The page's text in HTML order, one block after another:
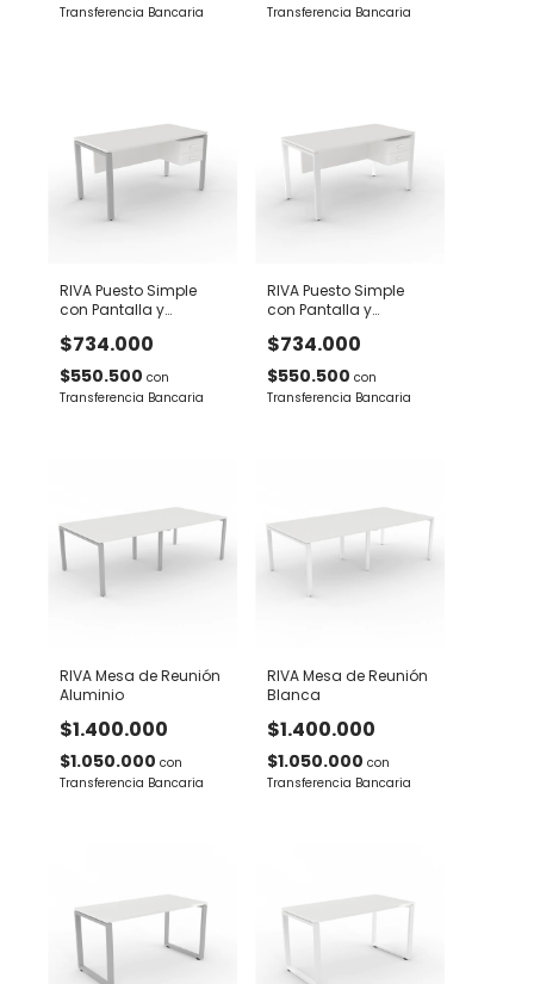
Transferencia Bancaria
Transferencia Bancaria
RIVA Puesto Simple
con Pantalla y
$734.000
$550.500 con
Transferencia Bancaria
RIVA Puesto Simple
con Pantalla y
$734.000
$550.500 con
Transferencia Bancaria
RIVA Mesa de Reunión
Aluminio
$1.400.000
$1.050.000 con
Transferencia Bancaria
RIVA Mesa de Reunión
Blanca
$1.400.000
$1.050.000 con
Transferencia Bancaria